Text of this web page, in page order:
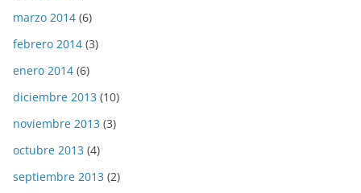
marzo 2014 (6)
febrero 2014 (3)
enero 2014 (6)
diciembre 2013 (10)
noviembre 2013 (3)
octubre 2013 (4)
septiembre 2013 (2)